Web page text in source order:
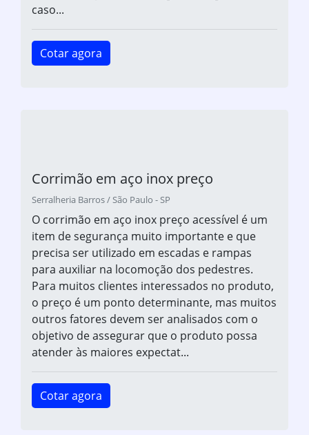
caso...
Cotar agora
Corrimão em aço inox preço
Serralheria Barros / São Paulo - SP
O corrimão em aço inox preço acessível é um
item de segurança muito importante e que
precisa ser utilizado em escadas e rampas
para auxiliar na locomoção dos pedestres.
Para muitos clientes interessados no produto,
o preço é um ponto determinante, mas muitos
outros fatores devem ser analisados com o
objetivo de assegurar que o produto possa
atender às maiores expectat...
Cotar agora